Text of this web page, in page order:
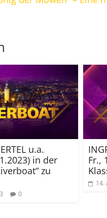
u.a.
in der
zu
0
Fr.,
14.